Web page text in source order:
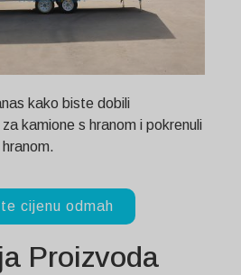
kako biste dobili
kamione s hranom i pokrenuli
cijenu odmah
Proizvoda